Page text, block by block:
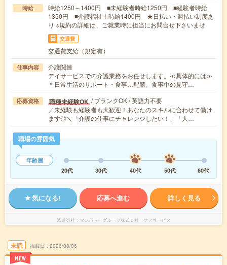
時給
時給1250～1400円 ■未経験者時給1250円 ■経験者時給
1350円 ■介護福祉士時給1400円 ★日払い・週払い制度あ
り ※規約の詳細は、ご就業時に担当にお問合せ下さいませ
交通費
交通費支給（規定有）
仕事内容
介護関連
デイサービスでの介護業務をお任せします。≪具体的には≫
＊日常生活のサポート・食事…配膳、食事中の見守…
応募資格 職種未経験OK / ブランクOK / 英語力不要
／未経験も経験者も大歓迎！あなたのスキルに合わせて働け
ます◎＼「介護の仕事にチャレンジしたい！」「人…
職場の雰囲気
年齢層
20代
30代 40代 50代 60代
気になる! 応募へ進む 詳しく見る
派遣会社 マンパワーグループ株式会社 ケアサービス
未読
NEW
掲載日 2026/08/06